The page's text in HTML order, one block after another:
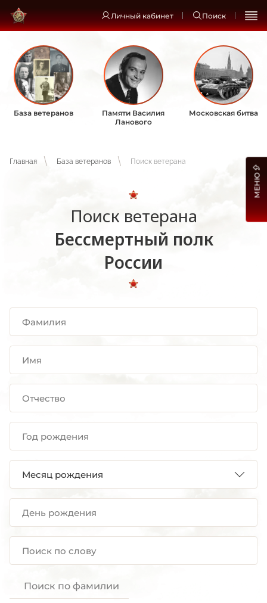
Личный кабинет Поиск
База ветеранов
Памяти Василия
Ланового
Московская битва
Главная База ветеранов Поиск ветерана
Поиск ветерана
Бессмертный полк
России
Поиск по фамилии
МЕНЮ